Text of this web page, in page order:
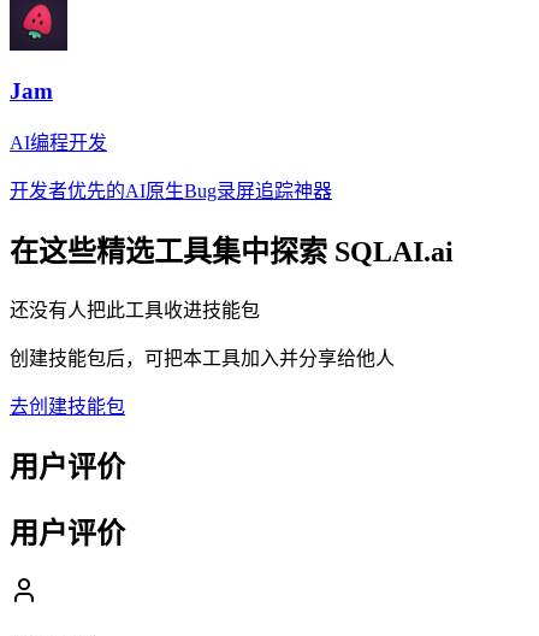
Jam
AI编程开发
开发者优先的AI原生Bug录屏追踪神器
在这些精选工具集中探索 SQLAI.ai
还没有人把此工具收进技能包
创建技能包后，可把本工具加入并分享给他人
去创建技能包
用户评价
用户评价